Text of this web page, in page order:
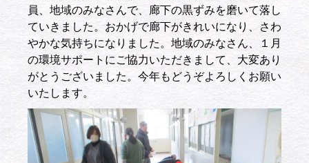
員、地域のみなさんで、廊下の黒ずみを磨いて落し
ていきました。おかげで廊下がきれいになり、さわ
やかな気持ちになりました。地域のみなさん、１月
の環境サポートにご協力いただきまして、大変あり
がとうございました。今年もどうぞよろしくお願い
いたします。